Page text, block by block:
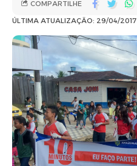
ÚLTIMA ATUALIZAÇÃO: 29/04/2017
COMPARTILHE